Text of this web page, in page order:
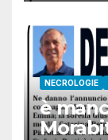
NECROLOGIE
è